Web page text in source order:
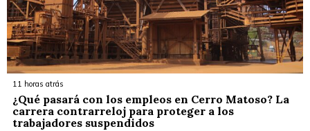
11 horas atrás
¿Qué pasará con los empleos en Cerro Matoso? La
carrera contrarreloj para proteger a los
trabajadores suspendidos